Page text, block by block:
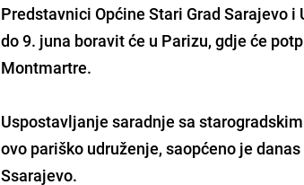
Predstavnici Općine Stari Grad Sarajevo
do 9. juna boravit će u Parizu, gdje će
Montmartre.
Uspostavljanje saradnje sa
ovo pariško udruženje, saopćeno je
Ssarajevo.